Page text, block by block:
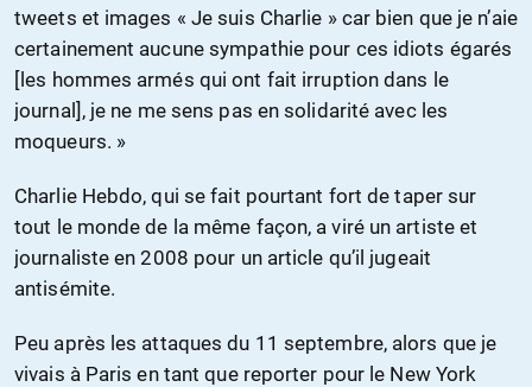
tweets et images « Je suis Charlie » car bien que je n’aie
certainement aucune sympathie pour ces idiots égarés
[les hommes armés qui ont fait irruption dans le
journal], je ne me sens pas en solidarité avec les
moqueurs. »
Charlie Hebdo, qui se fait pourtant fort de taper sur
tout le monde de la même façon, a viré un artiste et
journaliste en 2008 pour un article qu’il jugeait
antisémite.
Peu après les attaques du 11 septembre, alors que je
vivais à Paris en tant que reporter pour le New York